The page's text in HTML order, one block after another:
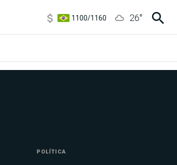
1100/1160 26°
POLÍTICA